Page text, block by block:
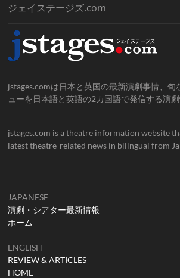
ジェイステージズ.com
jstages.comは日本と英国の最新演劇事情、旬
ューを日本語と英語の2カ国語で発信する演
jstages.com is a theatre information website
latest theatre-related news in bilingual from
JAPANESE
演劇・シアター最新情報
ホーム
ENGLISH
REVIEW & ARTICLES
HOME